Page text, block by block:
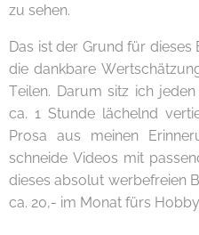
zu sehen.
Das ist der Grund für
die dankbare
Teilen. Darum sitz ich
ca. 1 Stunde lächelnd
Prosa aus meinen
schneide Videos mit
dieses absolut werbefreien
ca. 20,- im Monat fürs